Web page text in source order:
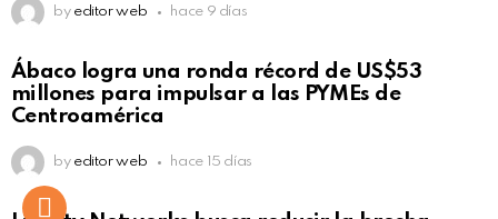
by editor web hace 9 días
Click to view this post
Ábaco logra una ronda récord de US$53
millones para impulsar a las PYMEs de
Centroamérica
by editor web hace 15 días